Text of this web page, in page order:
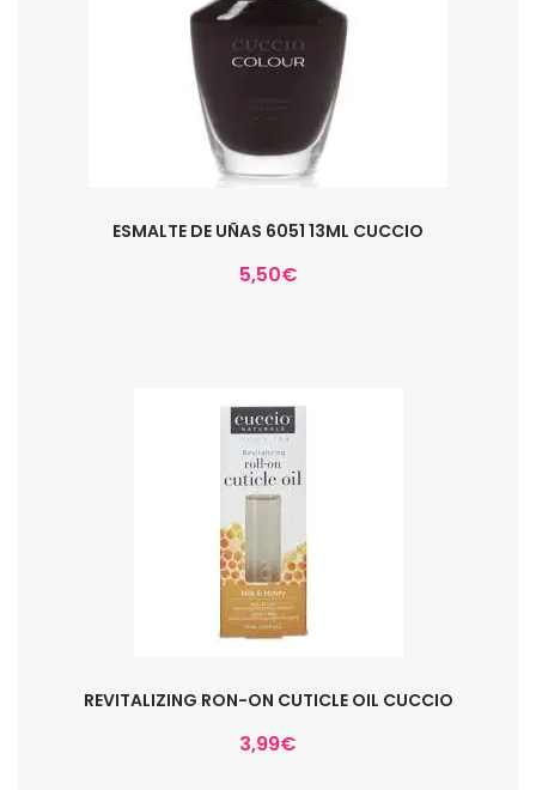
ESMALTE DE UÑAS 6051 13ML CUCCIO
5,50€
REVITALIZING RON-ON CUTICLE OIL CUCCIO
3,99€